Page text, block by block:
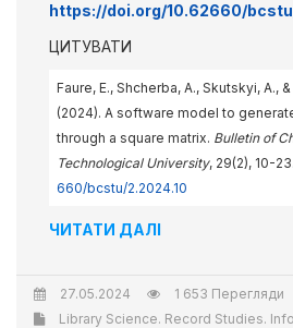
https://doi.org/10.62660/
ЦИТУВАТИ
Faure, E., Shcherba, А., Skutskyi, A.,
(2024). A software model to
through a square matrix. Bulletin of
Technological University, 29(2), 10-23.
660/bcstu/2.2024.10
ЧИТАТИ ДАЛІ
27.05.2024
1 653 Перегляди
Library Science. Record Studies.